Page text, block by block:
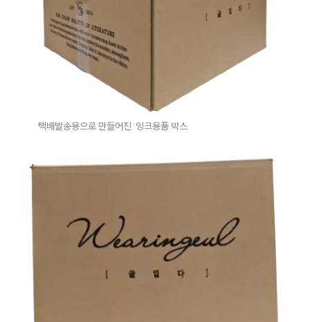
택배발송용으로 만들어진  잉크용품 박스